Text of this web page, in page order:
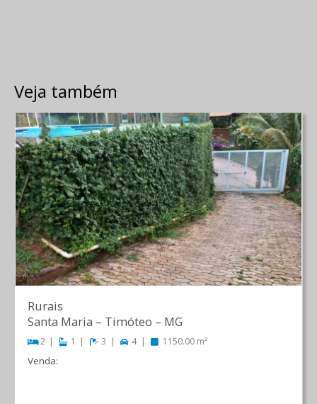
Veja também
Rurais
Santa Maria – Timóteo – MG
2 1 3 4 1150.00 m²
Venda: